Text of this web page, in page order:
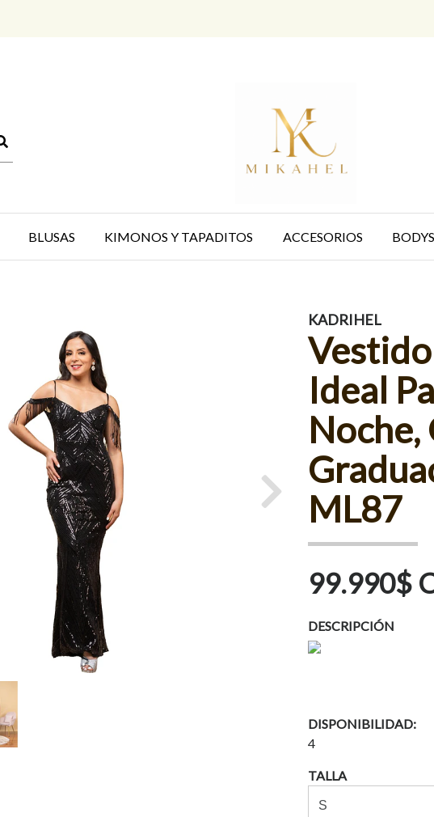
BLUSAS KIMONOS Y TAPADITOS ACCESORIOS
Next
KADRIHEL
Ideal
ML87
99.990$
DESCRIPCIÓN
DISPONIBILIDAD:
4
TALLA